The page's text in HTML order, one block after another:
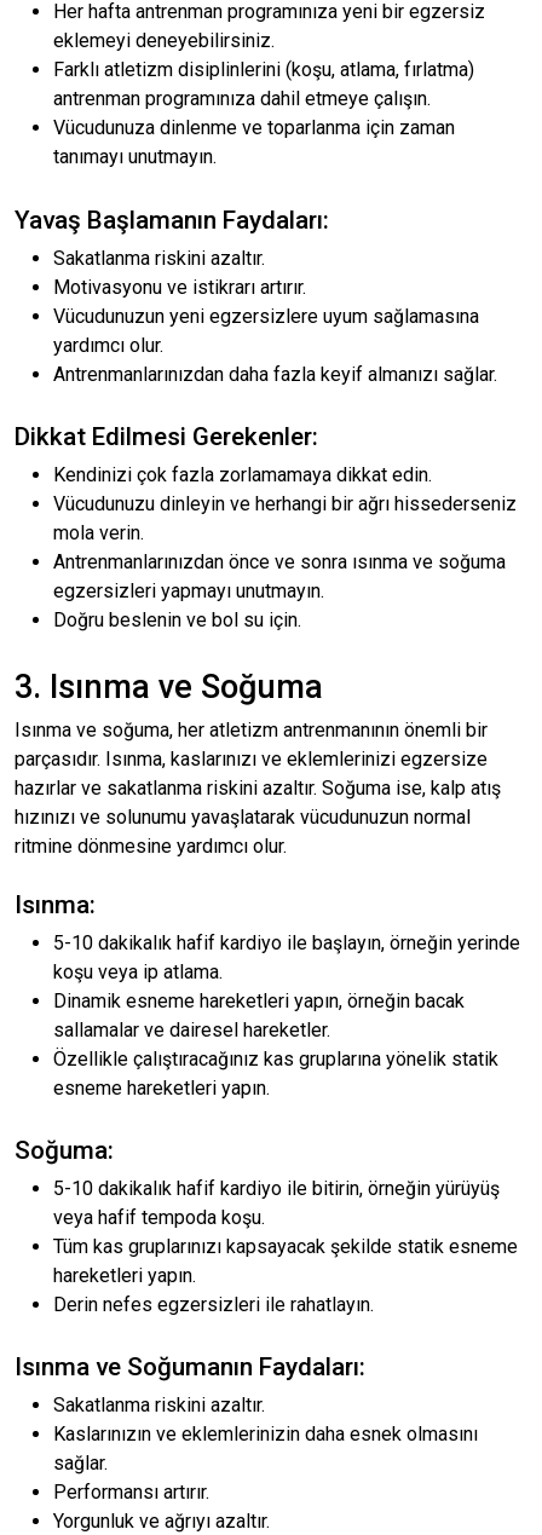
Her hafta antrenman programınıza yeni bir egzersiz
eklemeyi deneyebilirsiniz.
Farklı atletizm disiplinlerini (koşu, atlama, fırlatma)
antrenman programınıza dahil etmeye çalışın.
Vücudunuza dinlenme ve toparlanma için zaman
tanımayı unutmayın.
Yavaş Başlamanın Faydaları:
Sakatlanma riskini azaltır.
Motivasyonu ve istikrarı artırır.
Vücudunuzun yeni egzersizlere uyum sağlamasına
yardımcı olur.
Antrenmanlarınızdan daha fazla keyif almanızı sağlar.
Dikkat Edilmesi Gerekenler:
Kendinizi çok fazla zorlamamaya dikkat edin.
Vücudunuzu dinleyin ve herhangi bir ağrı hissederseniz
mola verin.
Antrenmanlarınızdan önce ve sonra ısınma ve soğuma
egzersizleri yapmayı unutmayın.
Doğru beslenin ve bol su için.
3. Isınma ve Soğuma
Isınma ve soğuma, her atletizm antrenmanının önemli bir
parçasıdır. Isınma, kaslarınızı ve eklemlerinizi egzersize
hazırlar ve sakatlanma riskini azaltır. Soğuma ise, kalp atış
hızınızı ve solunumu yavaşlatarak vücudunuzun normal
ritmine dönmesine yardımcı olur.
Isınma:
5-10 dakikalık hafif kardiyo ile başlayın, örneğin yerinde
koşu veya ip atlama.
Dinamik esneme hareketleri yapın, örneğin bacak
sallamalar ve dairesel hareketler.
Özellikle çalıştıracağınız kas gruplarına yönelik statik
esneme hareketleri yapın.
Soğuma:
5-10 dakikalık hafif kardiyo ile bitirin, örneğin yürüyüş
veya hafif tempoda koşu.
Tüm kas gruplarınızı kapsayacak şekilde statik esneme
hareketleri yapın.
Derin nefes egzersizleri ile rahatlayın.
Isınma ve Soğumanın Faydaları:
Sakatlanma riskini azaltır.
Kaslarınızın ve eklemlerinizin daha esnek olmasını
sağlar.
Performansı artırır.
Yorgunluk ve ağrıyı azaltır.